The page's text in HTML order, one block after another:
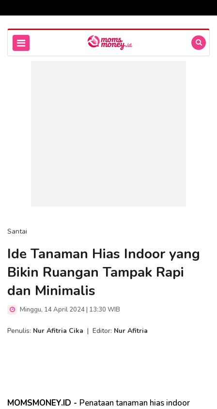
Santai
Ide Tanaman Hias Indoor yang
Bikin Ruangan Tampak Rapi
dan Minimalis
Minggu, 14 April 2024 | 13:30 WIB
Penulis: Nur Afitria Cika | Editor: Nur Afitria
MOMSMONEY.ID - Penataan tanaman hias indoor